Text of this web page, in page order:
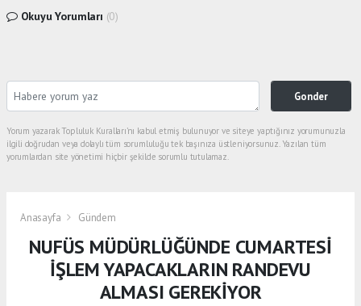
Okuyu Yorumları (0)
Gonder
Yorum yazarak Topluluk Kuralları’nı kabul etmiş bulunuyor ve siteye yaptığınız yorumunuzla
ilgili doğrudan veya dolaylı tüm sorumluluğu tek başınıza üstleniyorsunuz. Yazılan tüm
yorumlardan site yönetimi hiçbir şekilde sorumlu tutulamaz.
Anasayfa Gündem
NUFÜS MÜDÜRLÜĞÜNDE CUMARTESİ
İŞLEM YAPACAKLARIN RANDEVU
ALMASI GEREKİYOR